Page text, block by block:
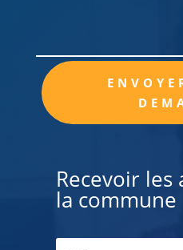
Alternative:
Recevoir les
la commune